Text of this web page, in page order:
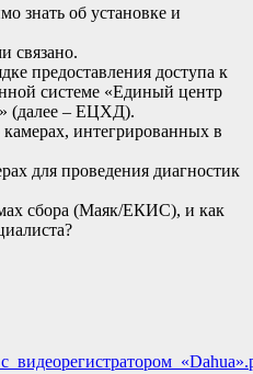
знать об установке и
связано.
предоставления доступа к
системе «Единый центр
(далее – ЕЦХД).
интегрированных в
для проведения диагностик
сбора (Маяк/ЕКИС), и как